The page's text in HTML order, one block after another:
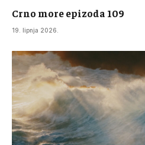
Crno more epizoda 109
19. lipnja 2026.